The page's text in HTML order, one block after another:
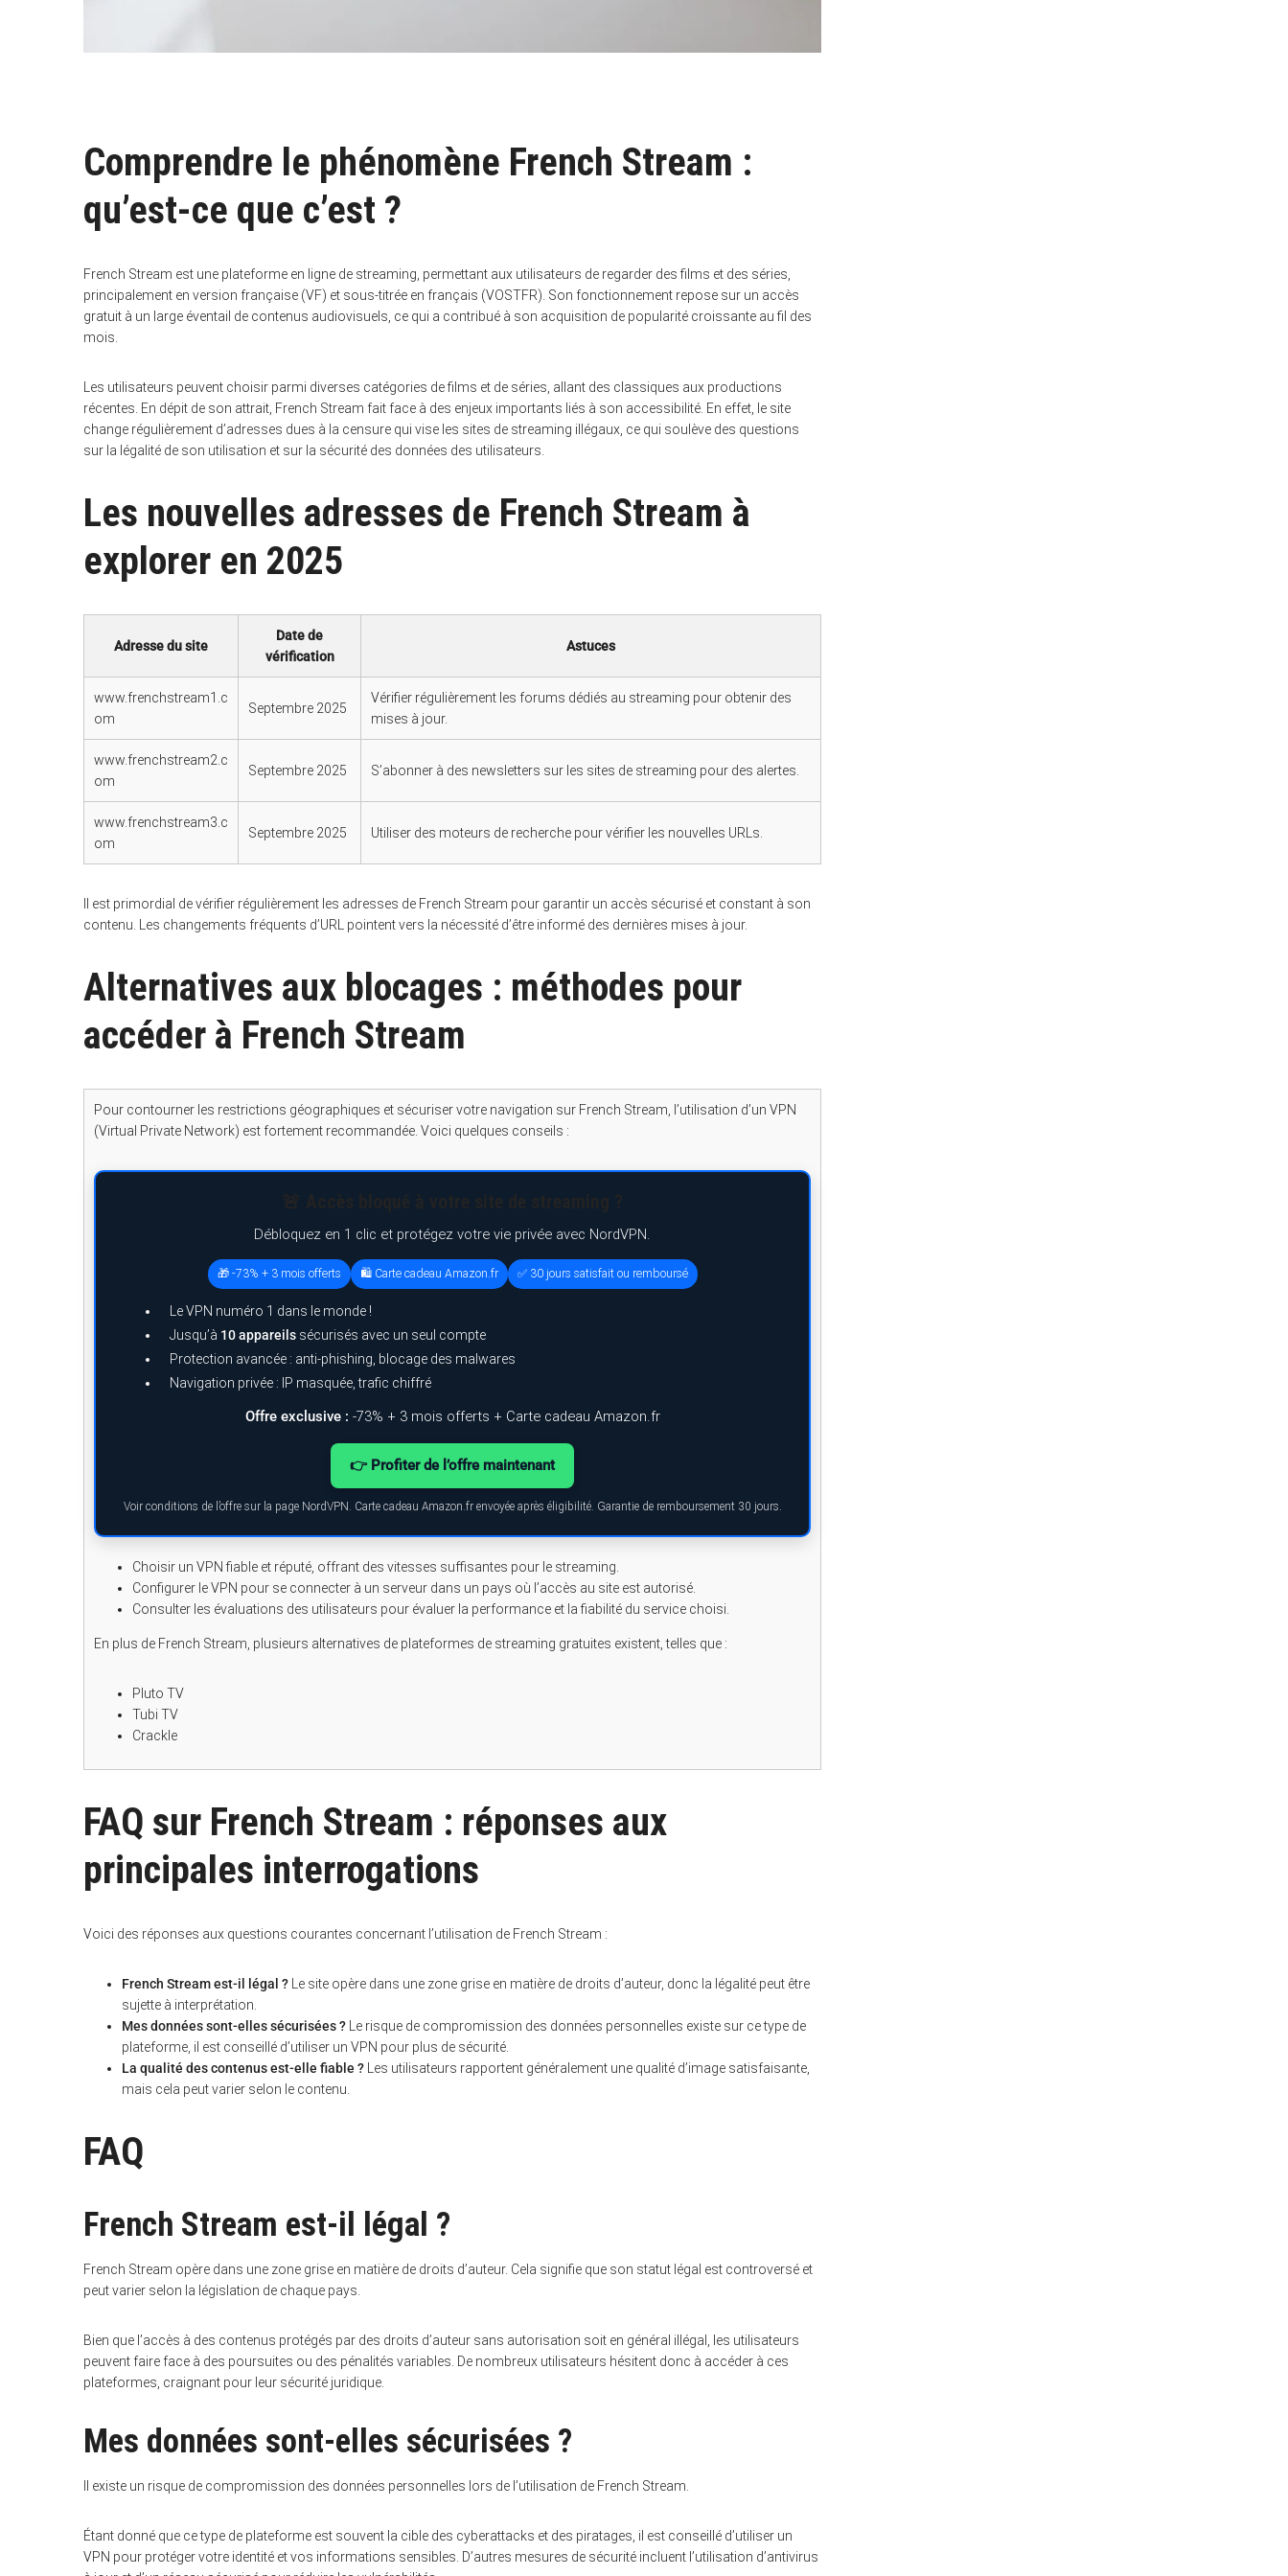
Comprendre le phénomène French Stream :
qu’est-ce que c’est ?
French Stream est une plateforme en ligne de streaming, permettant aux utilisateurs de regarder des films et des séries,
principalement en version française (VF) et sous-titrée en français (VOSTFR). Son fonctionnement repose sur un accès
gratuit à un large éventail de contenus audiovisuels, ce qui a contribué à son acquisition de popularité croissante au fil des
mois.
Les utilisateurs peuvent choisir parmi diverses catégories de films et de séries, allant des classiques aux productions
récentes. En dépit de son attrait, French Stream fait face à des enjeux importants liés à son accessibilité. En effet, le site
change régulièrement d’adresses dues à la censure qui vise les sites de streaming illégaux, ce qui soulève des questions
sur la légalité de son utilisation et sur la sécurité des données des utilisateurs.
Les nouvelles adresses de French Stream à
explorer en 2025
Adresse du site
Date de
vérification
Astuces
www.frenchstream1.c
om
Septembre 2025
Vérifier régulièrement les forums dédiés au streaming pour obtenir des
mises à jour.
www.frenchstream2.c
om
Septembre 2025 S’abonner à des newsletters sur les sites de streaming pour des alertes.
www.frenchstream3.c
om
Septembre 2025 Utiliser des moteurs de recherche pour vérifier les nouvelles URLs.
Il est primordial de vérifier régulièrement les adresses de French Stream pour garantir un accès sécurisé et constant à son
contenu. Les changements fréquents d’URL pointent vers la nécessité d’être informé des dernières mises à jour.
Alternatives aux blocages : méthodes pour
accéder à French Stream
Pour contourner les restrictions géographiques et sécuriser votre navigation sur French Stream, l’utilisation d’un VPN
(Virtual Private Network) est fortement recommandée. Voici quelques conseils :
Débloquez en 1 clic et protégez votre vie privée avec NordVPN.
🎁 -73% + 3 mois offerts 🛍️ Carte cadeau Amazon.fr ✅ 30 jours satisfait ou remboursé
Le VPN numéro 1 dans le monde !
Jusqu’à 10 appareils sécurisés avec un seul compte
Protection avancée : anti-phishing, blocage des malwares
Navigation privée : IP masquée, trafic chiffré
Offre exclusive : -73% + 3 mois offerts + Carte cadeau Amazon.fr
👉 Profiter de l’offre maintenant
Voir conditions de l’offre sur la page NordVPN. Carte cadeau Amazon.fr envoyée après éligibilité. Garantie de remboursement 30 jours.
Choisir un VPN fiable et réputé, offrant des vitesses suffisantes pour le streaming.
Configurer le VPN pour se connecter à un serveur dans un pays où l’accès au site est autorisé.
Consulter les évaluations des utilisateurs pour évaluer la performance et la fiabilité du service choisi.
En plus de French Stream, plusieurs alternatives de plateformes de streaming gratuites existent, telles que :
Pluto TV
Tubi TV
Crackle
FAQ sur French Stream : réponses aux
principales interrogations
Voici des réponses aux questions courantes concernant l’utilisation de French Stream :
French Stream est-il légal ? Le site opère dans une zone grise en matière de droits d’auteur, donc la légalité peut être
sujette à interprétation.
Mes données sont-elles sécurisées ? Le risque de compromission des données personnelles existe sur ce type de
plateforme, il est conseillé d’utiliser un VPN pour plus de sécurité.
La qualité des contenus est-elle fiable ? Les utilisateurs rapportent généralement une qualité d’image satisfaisante,
mais cela peut varier selon le contenu.
FAQ
French Stream est-il légal ?
French Stream opère dans une zone grise en matière de droits d’auteur. Cela signifie que son statut légal est controversé et
peut varier selon la législation de chaque pays.
Bien que l’accès à des contenus protégés par des droits d’auteur sans autorisation soit en général illégal, les utilisateurs
peuvent faire face à des poursuites ou des pénalités variables. De nombreux utilisateurs hésitent donc à accéder à ces
plateformes, craignant pour leur sécurité juridique.
Mes données sont-elles sécurisées ?
Il existe un risque de compromission des données personnelles lors de l’utilisation de French Stream.
Étant donné que ce type de plateforme est souvent la cible des cyberattacks et des piratages, il est conseillé d’utiliser un
VPN pour protéger votre identité et vos informations sensibles. D’autres mesures de sécurité incluent l’utilisation d’antivirus
a
r
h
: